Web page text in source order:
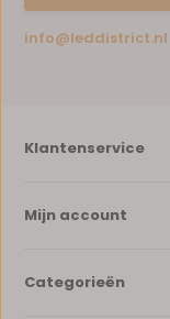
info@leddistrict.nl
Klantenservice
Mijn account
Categorieën